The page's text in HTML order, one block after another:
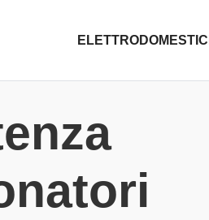
ELETTRODOMESTICI